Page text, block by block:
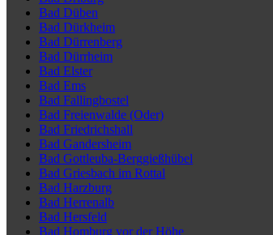
Bad Düben
Bad Dürkheim
Bad Dürrenberg
Bad Dürrheim
Bad Elster
Bad Ems
Bad Fallingbostel
Bad Freienwalde (Oder)
Bad Friedrichshall
Bad Gandersheim
Bad Gottleuba-Berggießhübel
Bad Griesbach im Rottal
Bad Harzburg
Bad Herrenalb
Bad Hersfeld
Bad Homburg vor der Höhe